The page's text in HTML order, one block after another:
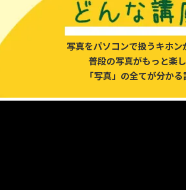
写真をパソコンで扱うキホン
普段の写真がもっと楽
「写真」の全てが分かる